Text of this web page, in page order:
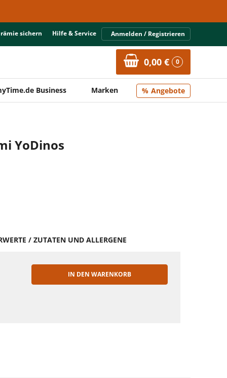
sichern Hilfe & Service Anmelden / Registrieren
0,00 € 0
Business Marken Angebote
YoDinos
/ ZUTATEN UND ALLERGENE
IN DEN WARENKORB